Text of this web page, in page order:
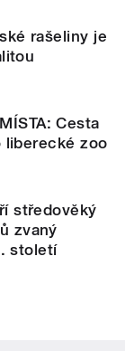
rašeliny je
Cesta
liberecké zoo
středověký
zvaný
století